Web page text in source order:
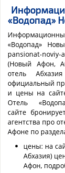
«Водопад»
«Водопад»
pansionat-
(Новый Афон,
отель
официальный
и цены на
Отель
сайте
агентства про
Афоне по
цены: на
Абхазия)
Афон,